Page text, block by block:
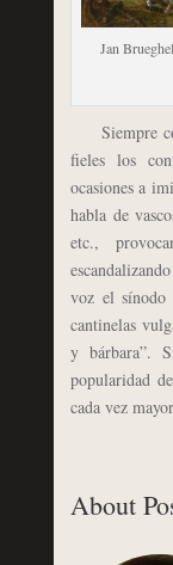
Jan
Siempre
fieles los
ocasiones a
habla de
etc.,
voz el
cantinelas
y bárbara”.
popularidad
cada vez
About